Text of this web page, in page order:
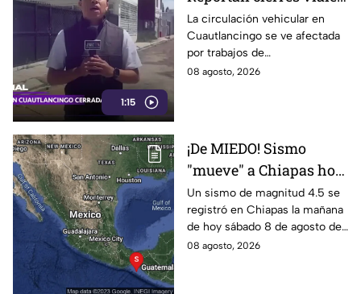
1:15
en Cuautlancingo hoy
sábado; vías alternas
La circulación vehicular en
Cuautlancingo se ve afectada
por trabajos de
reencarpetamiento la mañana
08 agosto, 2026
¡De MIEDO! Sismo
"mueve" a Chiapas hoy
sábado: ¿Cuáles son los
daños?
Un sismo de magnitud 4.5 se
registró en Chiapas la mañana
de hoy sábado 8 de agosto de
2026, lo que generó alerta
08 agosto, 2026